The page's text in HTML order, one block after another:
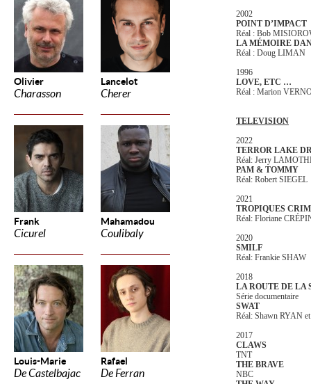
Olivier
Charasson
Lancelot
Cherer
Frank
Cicurel
Mahamadou
Coulibaly
Louis-Marie
De Castelbajac
Rafael
De Ferran
2002
POINT D’IMPACT
Réal : Bob
LA MÉMOIRE
Réal : Doug LIMAN
1996
LOVE, ETC …
Réal : Marion
TELEVISION
2022
TERROR LAKE
Réal: Jerry
PAM & TOMMY
Réal: Robert SIEGEL
2021
TROPIQUES
Réal: Floriane
2020
SMILF
Réal: Frankie SHAW
2018
LA ROUTE DE LA
Série documentaire
SWAT
Réal: Shawn RYAN
2017
CLAWS
TNT
THE BRAVE
NBC